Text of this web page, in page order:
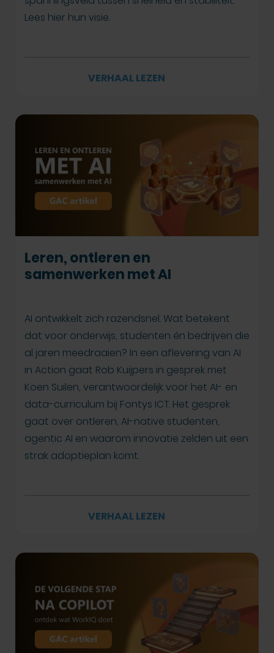
Lees hier hun visie.
VERHAAL LEZEN
Leren, ontleren en
samenwerken met AI
AI ontwikkelt zich razendsnel. Wat betekent
dat voor onderwijs, studenten én bedrijven die
al jaren meedraaien? In een aflevering van AI
in Action gaat Rob Kuijpers in gesprek met
Koen Suilen, verantwoordelijk voor het AI- en
data-curriculum bij Fontys ICT. Het gesprek
gaat over ontleren, AI-native studenten,
agentic AI en waarom innovatie zelden uit een
strak adoptieplan komt.
VERHAAL LEZEN